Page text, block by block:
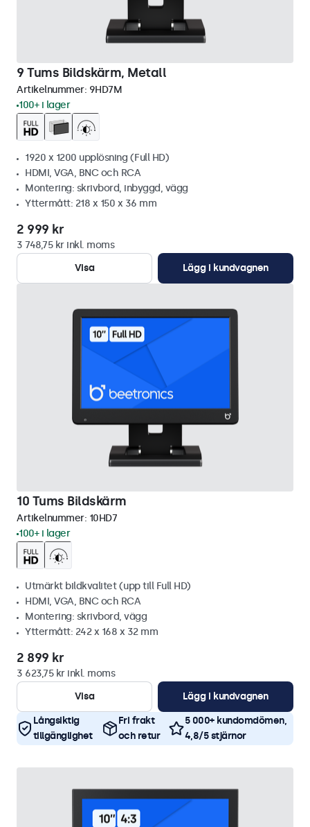
9 Tums Bildskärm, Metall
Artikelnummer: 9HD7M
100+ i lager
1920 x 1200 upplösning (Full HD)
HDMI, VGA, BNC och RCA
Montering: skrivbord, inbyggd, vägg
Yttermått: 218 x 150 x 36 mm
2 999 kr
3 748,75 kr inkl. moms
Visa
Lägg i kundvagnen
10 Tums Bildskärm
Artikelnummer: 10HD7
100+ i lager
Utmärkt bildkvalitet (upp till Full HD)
HDMI, VGA, BNC och RCA
Montering: skrivbord, vägg
Yttermått: 242 x 168 x 32 mm
2 899 kr
3 623,75 kr inkl. moms
Visa
Lägg i kundvagnen
Långsiktig
tillgänglighet
Fri frakt
och retur
5 000+ kundomdömen,
4,8/5 stjärnor